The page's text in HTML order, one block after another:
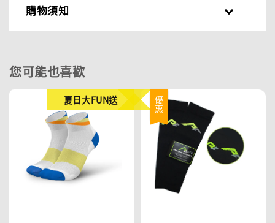
購物須知
您可能也喜歡
夏日大FUN送 優惠